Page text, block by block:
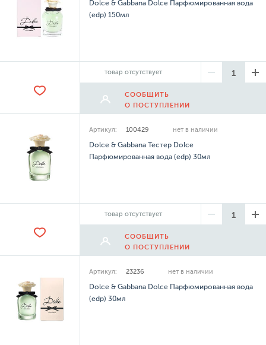
Dolce & Gabbana Dolce Парфюмированная вода
(edp) 150мл
товар отсутствует
СООБЩИТЬ
О ПОСТУПЛЕНИИ
Артикул: 100429 нет в наличии
Dolce & Gabbana Тестер Dolce
Парфюмированная вода (edp) 30мл
товар отсутствует
СООБЩИТЬ
О ПОСТУПЛЕНИИ
Артикул: 23236 нет в наличии
Dolce & Gabbana Dolce Парфюмированная вода
(edp) 30мл